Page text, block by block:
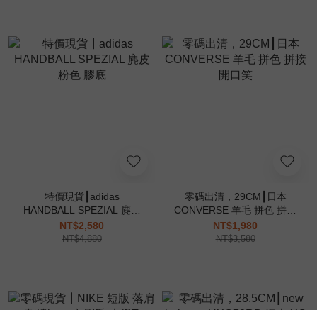
特價現貨┃adidas
HANDBALL SPEZIAL 麂皮
粉色 膠底
NT$2,580
NT$4,880
零碼出清，29CM┃日本
CONVERSE 羊毛 拼色 拼接
開口笑
NT$1,980
NT$3,580